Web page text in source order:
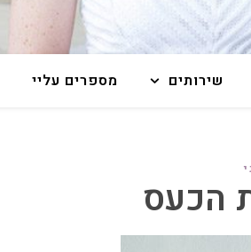
שירותים מספרים עליי
הכעס